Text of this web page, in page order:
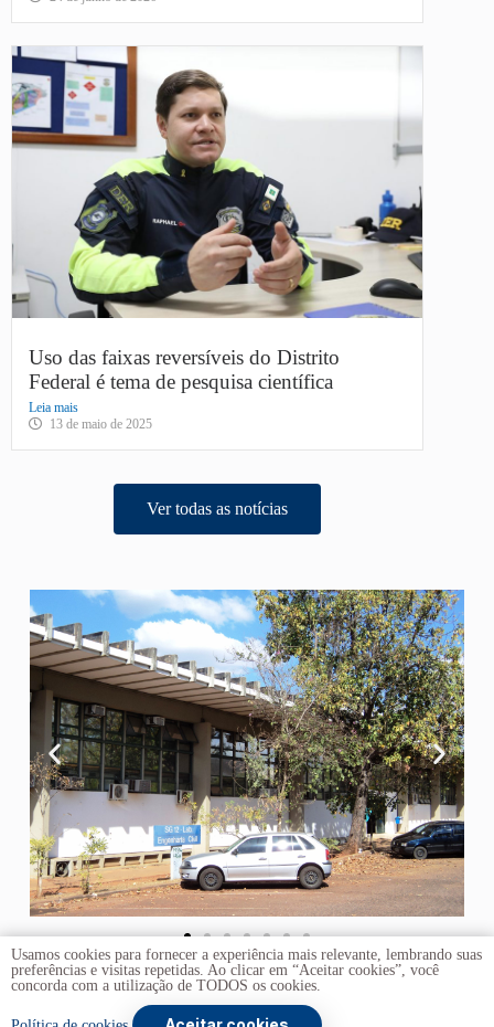
Uso das faixas reversíveis do Distrito
Federal é tema de pesquisa científica
Leia mais
13 de maio de 2025
Ver todas as notícias
Usamos cookies para fornecer a experiência mais relevante, lembrando suas
preferências e visitas repetidas. Ao clicar em “Aceitar cookies”, você
concorda com a utilização de TODOS os cookies.